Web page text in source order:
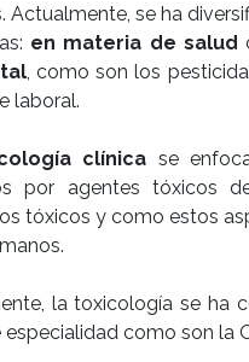
Actualmente, se ha
en materia de salud
, como son los
laboral.
clínica se
por agentes tóxicos
tóxicos y como estos
la toxicología se ha
especialidad como son la